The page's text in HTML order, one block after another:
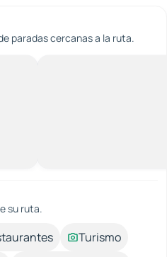
paradas cercanas a la ruta.
su ruta.
Turismo